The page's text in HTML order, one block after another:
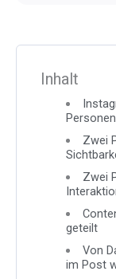
Inhalt
Zwei
Zwei
geteilt
Von
im Post